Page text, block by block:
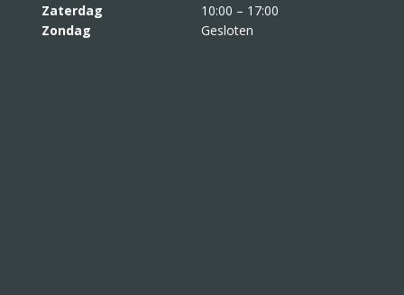
Zaterdag
10:00 – 17:00
Zondag
Gesloten